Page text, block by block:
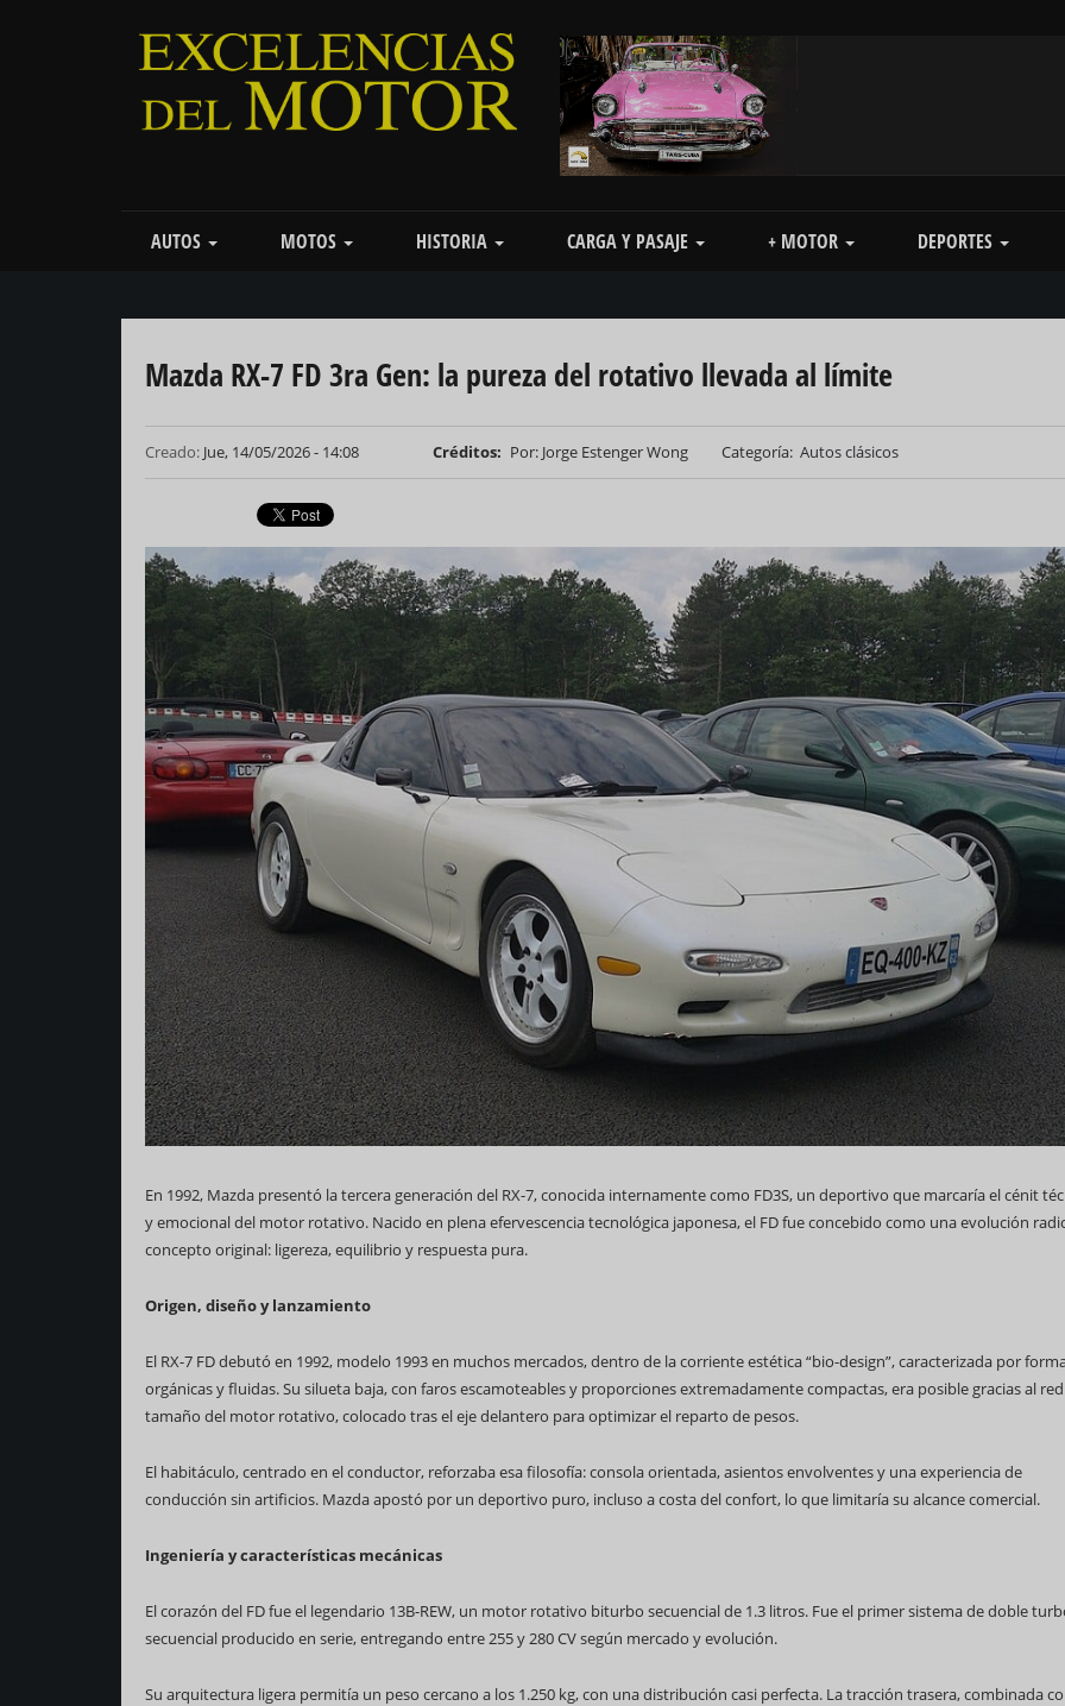
Main
navigation
AUTOS MOTOS HISTORIA CARGA Y PASAJE + MOTOR DEPORTES
Mazda RX-7 FD 3ra Gen: la pureza del rotativo llevada al límite
Creado: Jue, 14/05/2026 - 14:08 Créditos Por: Jorge Estenger Wong Categoría Autos clásicos
En 1992, Mazda presentó la tercera generación del RX-7, conocida internamente como FD3S, un deportivo que marcaría el cénit
y emocional del motor rotativo. Nacido en plena efervescencia tecnológica japonesa, el FD fue concebido como una evolución
concepto original: ligereza, equilibrio y respuesta pura.
Origen, diseño y lanzamiento
El RX-7 FD debutó en 1992, modelo 1993 en muchos mercados, dentro de la corriente estética “bio-design”, caracterizada por
orgánicas y fluidas. Su silueta baja, con faros escamoteables y proporciones extremadamente compactas, era posible gracias al
tamaño del motor rotativo, colocado tras el eje delantero para optimizar el reparto de pesos.
El habitáculo, centrado en el conductor, reforzaba esa filosofía: consola orientada, asientos envolventes y una experiencia de
conducción sin artificios. Mazda apostó por un deportivo puro, incluso a costa del confort, lo que limitaría su alcance comercial.
Ingeniería y características mecánicas
El corazón del FD fue el legendario 13B-REW, un motor rotativo biturbo secuencial de 1.3 litros. Fue el primer sistema de doble
secuencial producido en serie, entregando entre 255 y 280 CV según mercado y evolución.
Su arquitectura ligera permitía un peso cercano a los 1.250 kg, con una distribución casi perfecta. La tracción trasera, combinada
69 Campeonato Mundial WCC
Feria Internacional de La Habana
(Fihav) 2023